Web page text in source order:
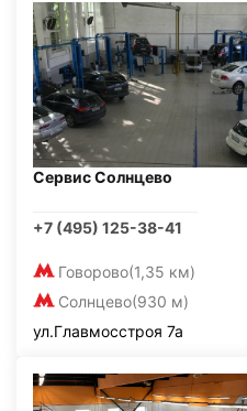
Сервис Солнцево
+7 (495) 125-38-41
Говорово(1,35 км)
Солнцево(930 м)
ул.Главмосстроя 7а